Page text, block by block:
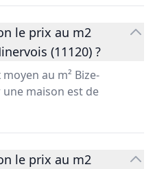
le prix au m2
(11120) ?
au m² Bize-
maison est de
le prix au m2